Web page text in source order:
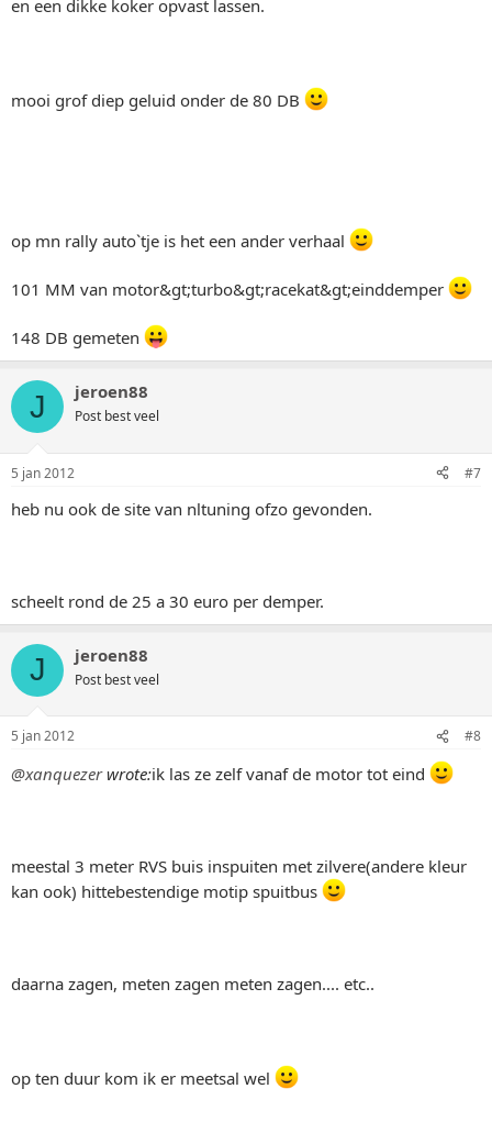
en een dikke koker opvast lassen.
mooi grof diep geluid onder de 80 DB
op mn rally auto`tje is het een ander verhaal
101 MM van motor&gt;turbo&gt;racekat&gt;einddemper
148 DB gemeten
J jeroen88
Post best veel
5 jan 2012 #7
heb nu ook de site van nltuning ofzo gevonden.
scheelt rond de 25 a 30 euro per demper.
J jeroen88
Post best veel
5 jan 2012 #8
@xanquezerwrote:ik las ze zelf vanaf de motor tot eind
meestal 3 meter RVS buis inspuiten met zilvere(andere kleur
kan ook) hittebestendige motip spuitbus
daarna zagen, meten zagen meten zagen.... etc..
op ten duur kom ik er meetsal wel